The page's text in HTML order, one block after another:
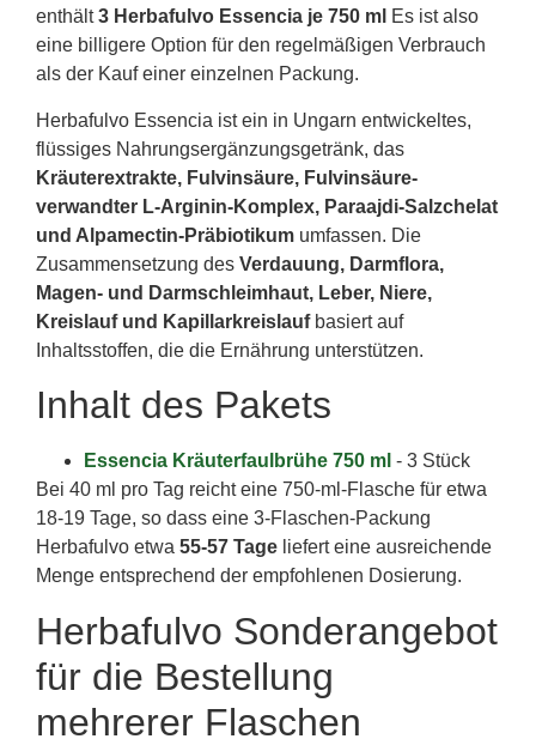
enthält3 Herbafulvo Essencia je 750 ml Es ist also
eine billigere Option für den regelmäßigen Verbrauch
als der Kauf einer einzelnen Packung.
Herbafulvo Essencia ist ein in Ungarn entwickeltes,
flüssiges Nahrungsergänzungsgetränk, das
Kräuterextrakte, Fulvinsäure, Fulvinsäure-
verwandter L-Arginin-Komplex, Paraajdi-Salzchelat
und Alpamectin-Präbiotikum umfassen. Die
Zusammensetzung des Verdauung, Darmflora,
Magen- und Darmschleimhaut, Leber, Niere,
Kreislauf und Kapillarkreislaufbasiert auf
Inhaltsstoffen, die die Ernährung unterstützen.
Inhalt des Pakets
Essencia Kräuterfaulbrühe 750 ml - 3 Stück
Bei 40 ml pro Tag reicht eine 750-ml-Flasche für etwa
18-19 Tage, so dass eine 3-Flaschen-Packung
Herbafulvo etwa 55-57 Tage liefert eine ausreichende
Menge entsprechend der empfohlenen Dosierung.
Herbafulvo Sonderangebot
für die Bestellung
mehrerer Flaschen